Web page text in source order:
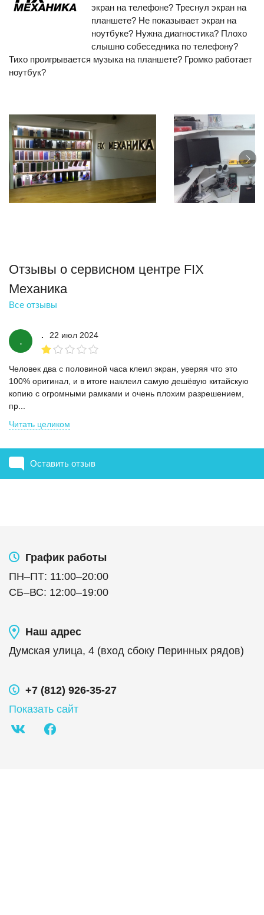
экран на телефоне? Треснул экран на
планшете? Не показывает экран на
ноутбуке? Нужна диагностика? Плохо
слышно собеседника по телефону?
Тихо проигрывается музыка на планшете? Громко работает
ноутбук?
Отзывы о сервисном центре FIX
Механика
Все отзывы
. . 22 июл 2024
Человек два с половиной часа клеил экран, уверяя что это
100% оригинал, и в итоге наклеил самую дешёвую китайскую
копию с огромными рамками и очень плохим разрешением,
пр...
Читать целиком
Оставить отзыв
График работы
ПН–ПТ: 11:00–20:00
СБ–ВС: 12:00–19:00
Наш адрес
Думская улица, 4 (вход сбоку Перинных рядов)
+7 (812) 926-35-27
Показать сайт